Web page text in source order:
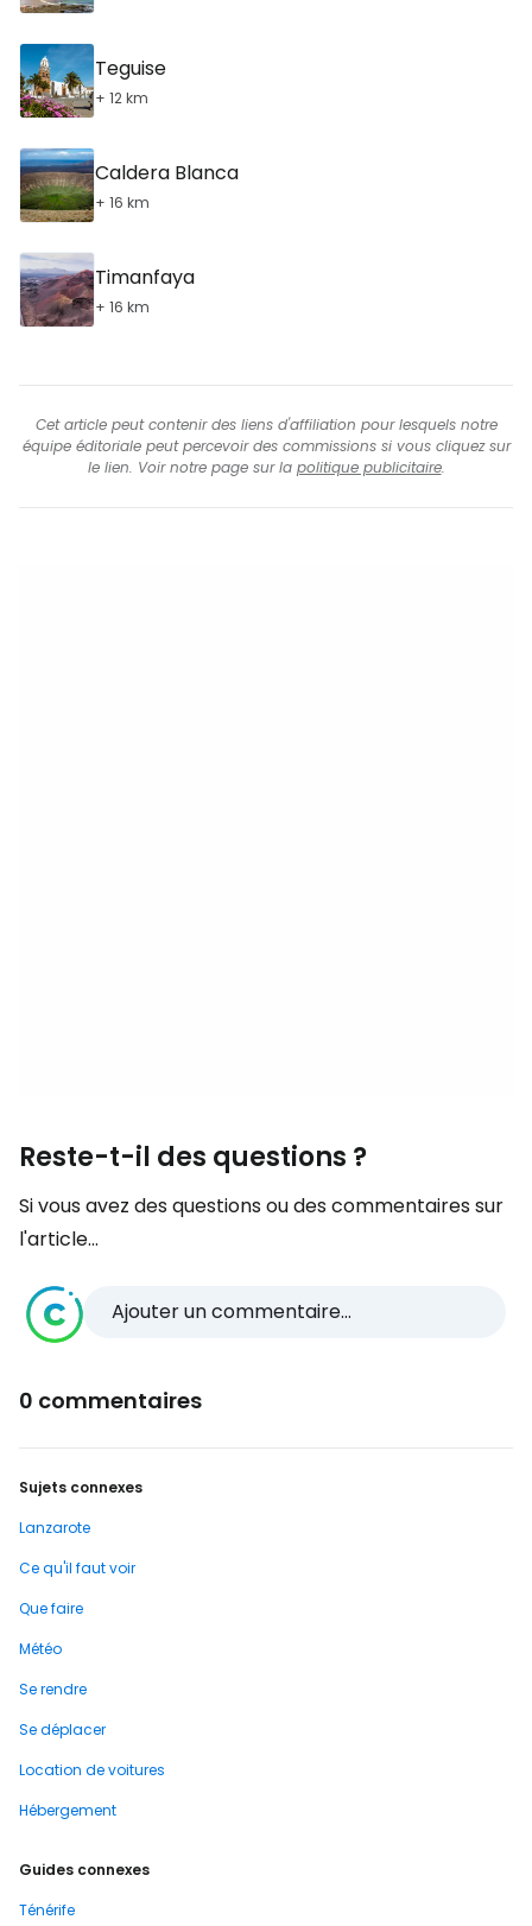
Teguise
+ 12 km
Caldera Blanca
+ 16 km
Timanfaya
+ 16 km
Cet article peut contenir des liens d'affiliation pour lesquels notre
équipe éditoriale peut percevoir des commissions si vous cliquez sur
le lien. Voir notre page sur la politique publicitaire.
Reste-t-il des questions ?
Si vous avez des questions ou des commentaires sur
l'article...
Ajouter un commentaire...
0 commentaires
Sujets connexes
Lanzarote
Ce qu'il faut voir
Que faire
Météo
Se rendre
Se déplacer
Location de voitures
Hébergement
Guides connexes
Ténérife